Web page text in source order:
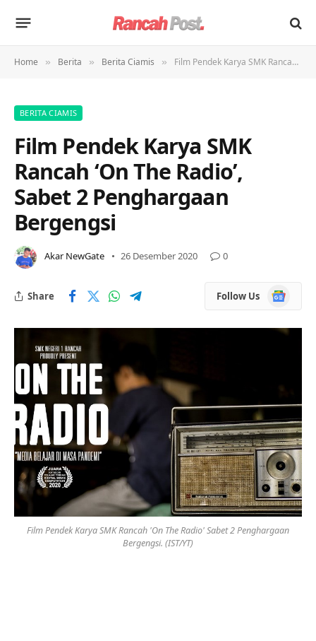
Home » Berita » Berita Ciamis » Film Pendek Karya SMK Rancah ‘On The Radio’, Sabet 2 Penghargaan Bergengsi
BERITA CIAMIS
Film Pendek Karya SMK
Rancah ‘On The Radio’,
Sabet 2 Penghargaan
Bergengsi
Akar NewGate 26 Desember 2020 0
Share Follow Us
Google
News
Film Pendek Karya SMK Rancah 'On The Radio' Sabet 2 Penghargaan
Bergengsi. (IST/YT)